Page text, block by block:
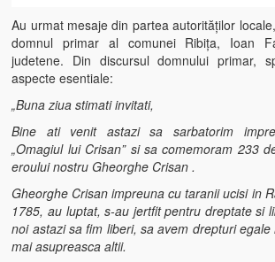
Au urmat mesaje din partea autorităților
domnul primar al comunei Ribița, Ioan
judetene. Din discursul domnului primar,
aspecte esentiale:
„Buna ziua stimati invitati,
Bine ati venit astazi sa sarbatorim
„Omagiul lui Crisan” si sa comemoram 233
eroului nostru Gheorghe Crisan .
Gheorghe Crisan impreuna cu taranii ucisi in
1785, au luptat, s-au jertfit pentru dreptate si
noi astazi sa fim liberi, sa avem drepturi
mai asupreasca altii.